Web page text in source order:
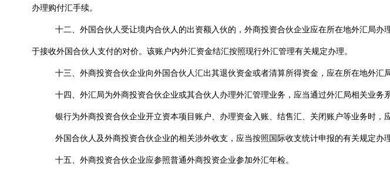
办理购付汇手续。
十二、外国合伙人受让境内合伙人的出资额入伙的，外商投资合伙企业应在所在地外汇局
于接收外国合伙人支付的对价。该账户内外汇资金结汇按照现行外汇管理有关规定办理。
十三、外商投资合伙企业向外国合伙人汇出其退伙资金或者清算所得资金，应在所在地外
十四、外汇局为外商投资合伙企业或其合伙人办理外汇管理业务，应当通过外汇局相关业务
银行为外商投资合伙企业开立资本项目账户、办理资金入账、结售汇、关闭账户等业务时
外国合伙人及外商投资合伙企业的相关涉外收支，应当按照国际收支统计申报的有关规定办
十五、外商投资合伙企业应参照普通外商投资企业参加外汇年检。